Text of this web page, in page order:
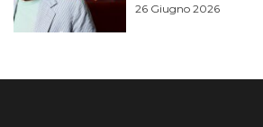
26 Giugno 2026